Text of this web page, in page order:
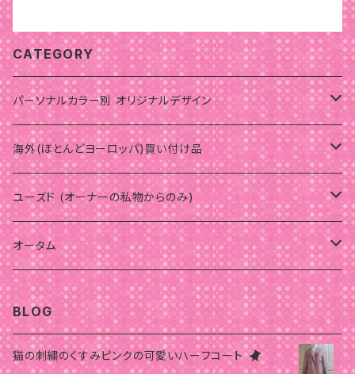
CATEGORY
パーソナルカラー別 オリジナルデザイン
サマー
ウェーブ
ウインター
骨格スタイルナチュラル
骨格スタイルストレート
骨格スタイルウェーブ
スプリング
ストレート
ウェーブ
オータム
ウェーブ
海外(ほとんどヨーロッパ)買い付け品
サマー
骨格スタイル
ストレート
ナチュラル
ウインター
骨格スタイルウェーブ
ストレート
スプリング
骨格
オータム
ユーズド (オーナーの私物からのみ)
パーソナルカラーオータム
骨格スタイルナチュラル
ウェーブ
ウインター
ストレート
サマー
オータム
オータム
スプリング
BLOG
猫の刺繍のくすみピンクの可愛いハーフコート